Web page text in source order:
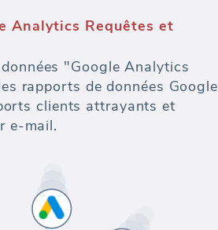
Analytics Requêtes et
"Google Analytics
rapports de données Google
clients attrayants et
e-mail.